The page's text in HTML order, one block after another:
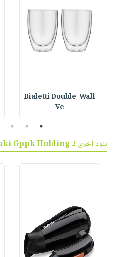
Bialetti Double-Wall
Ve
1
2
3
بنود أخرى لـ Antaki Gppk Holding :